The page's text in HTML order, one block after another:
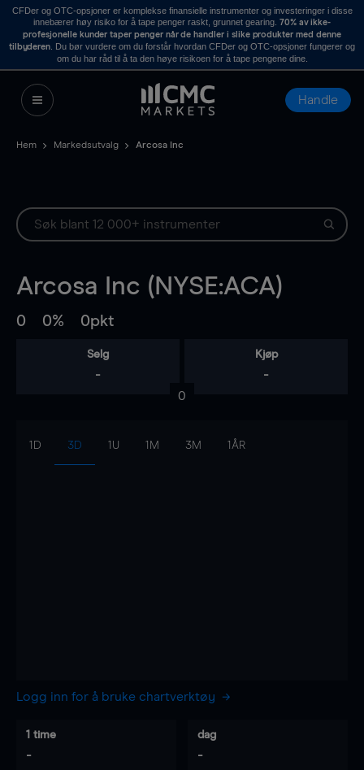
CFDer og OTC-opsjoner er komplekse finansielle instrumenter og investeringer i disse
innebærer høy risiko for å tape penger raskt, grunnet gearing. 70% av ikke-
profesjonelle kunder taper penger når de handler i slike produkter med denne
tilbyderen . Du bør vurdere om du forstår hvordan CFDer og OTC-opsjoner fungerer og
om du har råd til å ta den høye risikoen for å tape pengene dine.
Handle
Hem Markedsutvalg Arcosa Inc
Arcosa Inc (NYSE:ACA)
0 0% 0pkt
Selg
-
Kjøp
-
0
1D 3D 1U 1M 3M 1ÅR
Logg inn for å bruke chartverktøy
1 time
-
dag
-